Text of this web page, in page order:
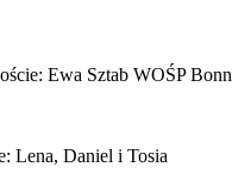
Ewa Sztab WOŚP Bonn
Lena, Daniel i Tosia